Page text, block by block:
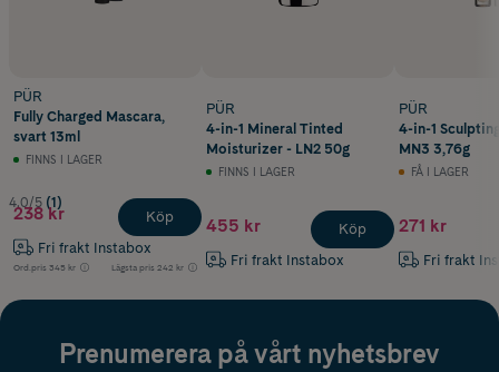
PÜR
Fully Charged Mascara,
svart 13ml
FINNS I LAGER
4.0/5 (1)
238 kr
Fri frakt Instabox
Ord.pris 345 kr Lägsta pris 242 kr
Köp
PÜR
4-in-1 Mineral Tinted
Moisturizer - LN2 50g
FINNS I LAGER
455 kr
Fri frakt Instabox
Köp
PÜR
4-in-1
MN3 3,76g
FÅ I LAGER
271 kr
Fri frakt
Prenumerera på vårt nyhetsbrev